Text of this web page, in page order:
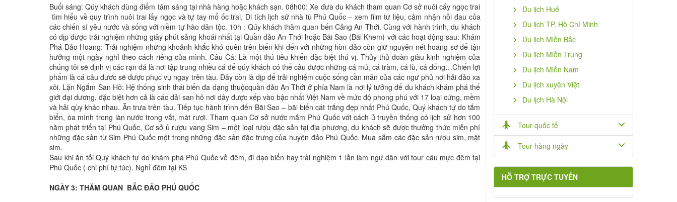
Buổi sáng: Qúy khách dùng điểm tâm sáng tại nhà hàng hoặc khách sạn. 08h00: Xe đưa du khách tham quan Cơ sở nuôi cấy ngọc trai
tìm hiểu về quy trình nuôi trai lấy ngọc và tự tay mổ ốc trai, Di tích lịch sử nhà tù Phú Quốc – xem film tư liệu, cảm nhận nỗi đau của
các chiến sĩ yêu nước và sống với niềm tự hào dân tộc. 10h : Qúy khách thăm quan bến Cảng An Thới. Cùng với hành trình, du khách
có dịp được trải nghiệm những giây phút sảng khoái nhất tại Quần đảo An Thới hoặc Bãi Sao (Bãi Khem) với các hoạt động sau: Khám
Phá Đảo Hoang: Trải nghiệm những khoảnh khắc khó quên trên biển khi đến với những hòn đảo còn giữ nguyên nét hoang sơ để tận
hưởng một ngày nghỉ theo cách riêng của mình. Câu Cá: Là một thú tiêu khiển đặc biệt thú vị. Thủy thủ đoàn giàu kinh nghiệm của
chúng tôi sẽ định vị các rạn đá là nơi tập trung nhiều cá để qúy khách có thể câu được những cá mú, cá tràm, cá lù, cá đổng…Chiến lợi
phẩm là cá câu đươc sẽ được phục vụ ngay trên tàu. Đây còn là dịp để trải nghiệm cuộc sống cần mẫn của các ngư phủ nơi hải đảo xa
xôi. Lặn Ngắm San Hô: Hệ thống sinh thái biển đa dạng thuộcquần đảo An Thới ở phía Nam là nơi lý tưởng để du khách khám phá thế
giới đại dương, đặc biệt hơn cả là các dải san hô nơi dây được xếp vào bậc nhất Việt Nam về mức độ phong phú với 17 loại cứng, mềm
và hải qùy khác nhau. Ăn trưa trên tàu. Tiếp tục hành trình đến Bãi Sao – bãi biển cát trắng đẹp nhất Phú Quốc, Quý khách tự do tắm
biển, òa mình trong làn nước trong vắt, mát rượi. Tham quan Cơ sở nước mắm Phú Quốc với cách ủ truyền thống có lịch sử hơn 100
năm phát triển tại Phú Quốc, Cơ sở ủ rượu vang Sim – một loại rượu đặc sản tại địa phương, du khách sẽ được thưởng thức miễn phí
những đặc sản từ Sim Phú Quốc một trong những đặc sản đặc trưng của huyện đảo Phú Quốc. Mua sắm các đặc sản rượu sim, mật
sim.
Sau khi ăn tối Quý khách tự do khám phá Phú Quốc về đêm, đi dạo biển hay trải nghiệm 1 lần làm ngư dân với tour câu mực đêm tại
Phú Quốc ( chi phí tự túc). Nghỉ đêm tại KS
NGÀY 3: THĂM QUAN BẮC ĐẢO PHÚ QUỐC
Du lịch Huế
Du lịch TP. Hồ Chí Minh
Du lịch Miền Bắc
Du lịch Miền Trung
Du lịch Miền Nam
Du lịch xuyên Việt
Du lịch Hà Nội
Tour quốc tế
Tour hàng ngày
HỖ TRỢ TRỰC TUYẾN